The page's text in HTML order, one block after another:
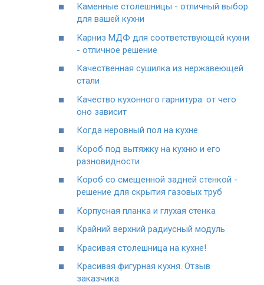
Каменные столешницы - отличный выбор
для вашей кухни
Карниз МДФ для соответствующей кухни
- отличное решение
Качественная сушилка из нержавеющей
стали
Качество кухонного гарнитура: от чего
оно зависит
Когда неровный пол на кухне
Короб под вытяжку на кухню и его
разновидности
Короб со смещенной задней стенкой -
решение для скрытия газовых труб
Корпусная планка и глухая стенка
Крайний верхний радиусный модуль
Красивая столешница на кухне!
Красивая фигурная кухня. Отзыв
заказчика.